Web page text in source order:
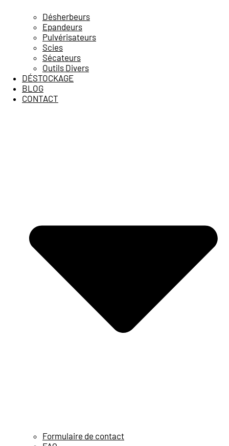
Désherbeurs
Epandeurs
Pulvérisateurs
Scies
Sécateurs
Outils Divers
DÉSTOCKAGE
BLOG
CONTACT
Formulaire de contact